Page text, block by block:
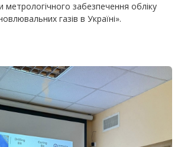
метрологічного забезпечення обліку
газів в Україні».